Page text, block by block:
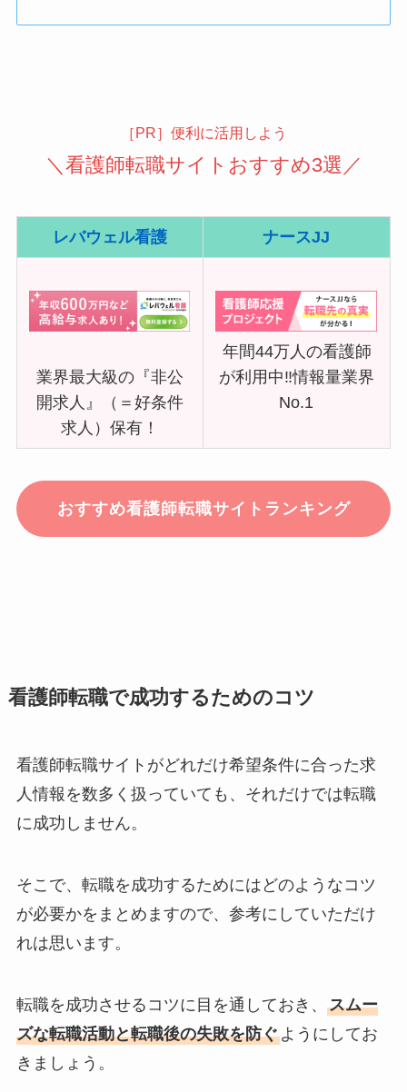
［PR］便利に活用しよう
＼看護師転職サイトおすすめ3選／
レバウェル看護 ナースJJ
業界最大級の『非公
開求人』（＝好条件
求人）保有！
年間44万人の看護師
が利用中‼情報量業界
No.1
おすすめ看護師転職サイトランキング
看護師転職で成功するためのコツ
看護師転職サイトがどれだけ希望条件に合った求
人情報を数多く扱っていても、それだけでは転職
に成功しません。
そこで、転職を成功するためにはどのようなコツ
が必要かをまとめますので、参考にしていただけ
れは思います。
転職を成功させるコツに目を通しておき、 スムー
ズな転職活動と転職後の失敗を防ぐようにしてお
きましょう。